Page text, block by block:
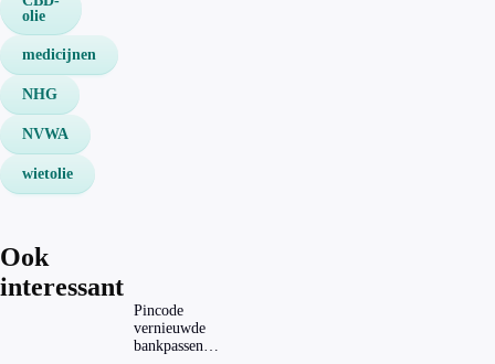
olie
medicijnen
NHG
NVWA
wietolie
Ook
interessant
Pincode
vernieuwde
bankpassen